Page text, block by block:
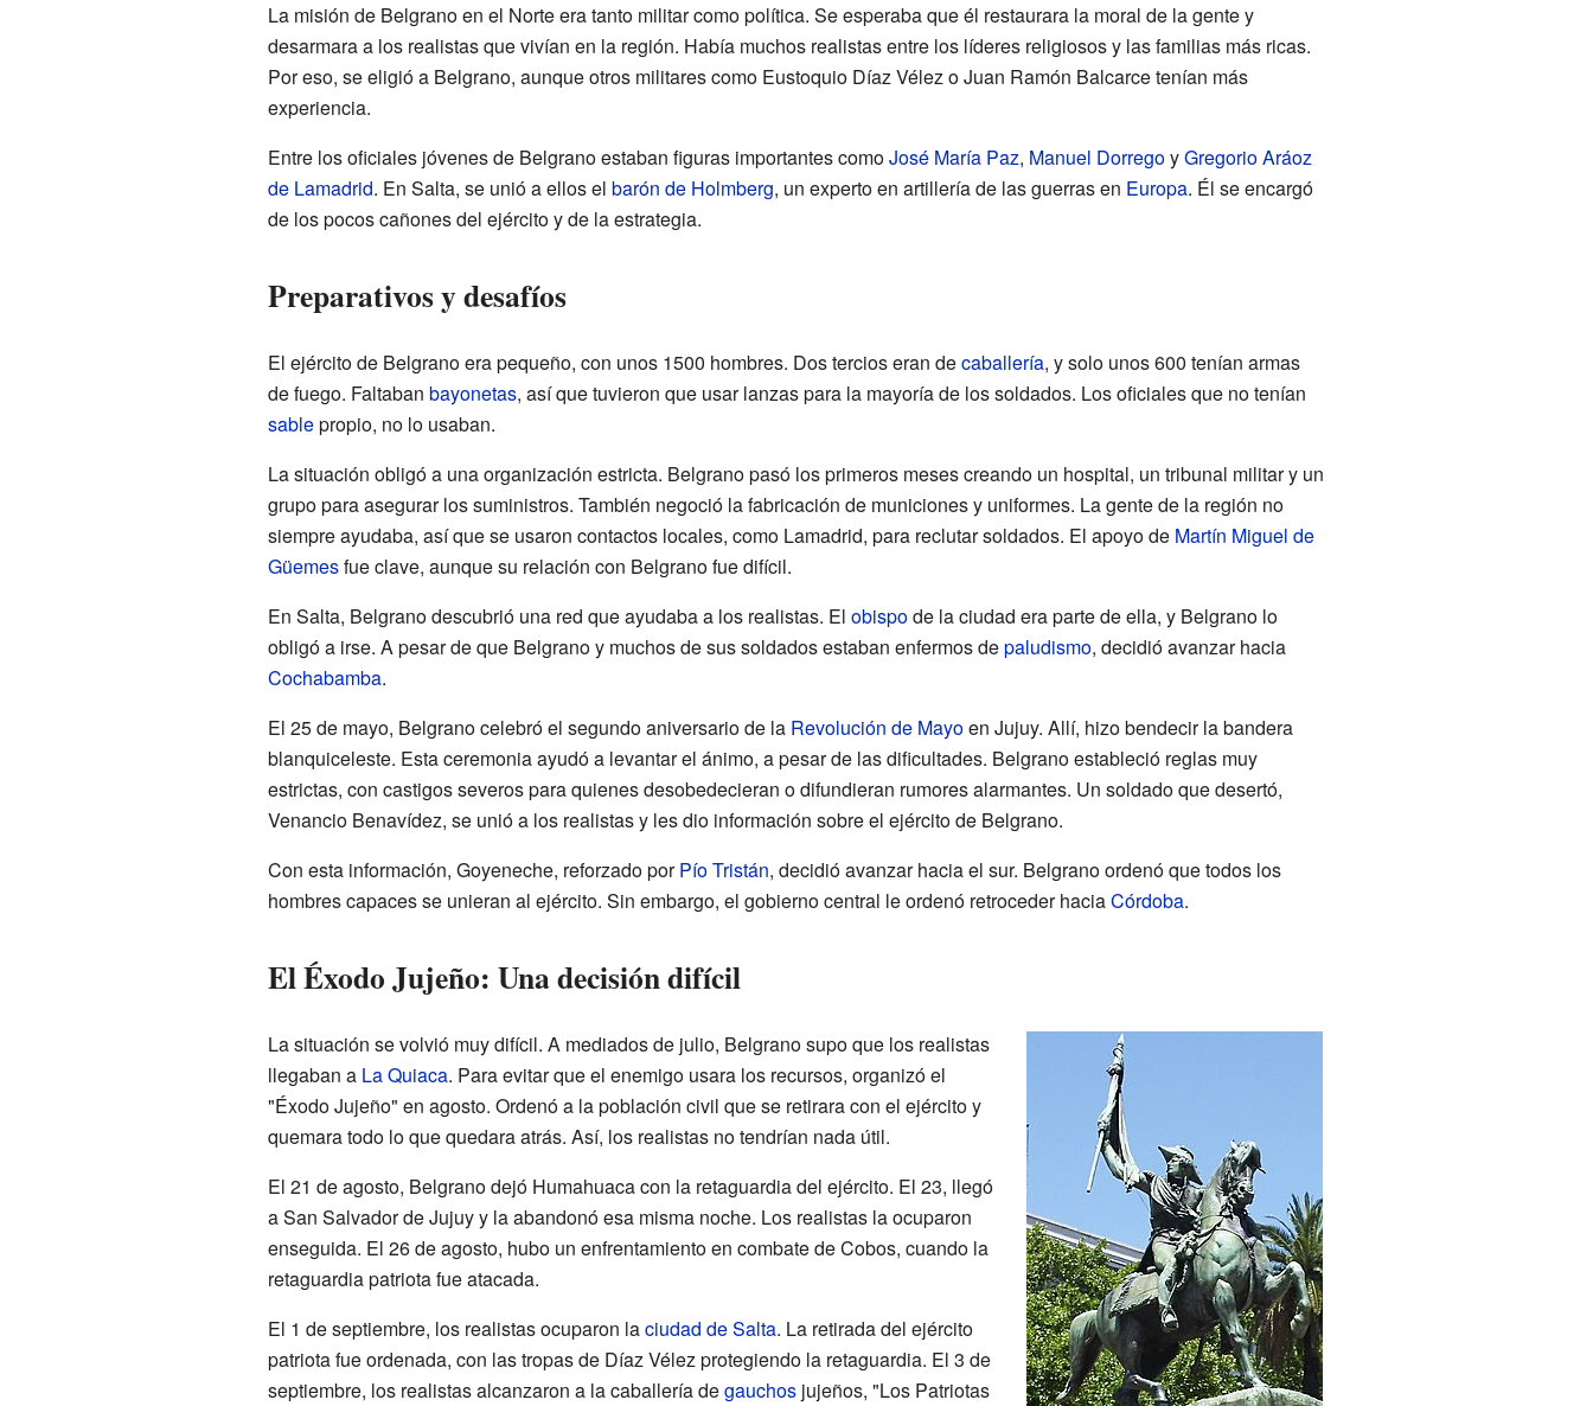
La misión de Belgrano en el Norte era tanto militar como política. Se esperaba que él restaurara la moral de la gente y
desarmara a los realistas que vivían en la región. Había muchos realistas entre los líderes religiosos y las familias más ricas.
Por eso, se eligió a Belgrano, aunque otros militares como Eustoquio Díaz Vélez o Juan Ramón Balcarce tenían más
experiencia.
Entre los oficiales jóvenes de Belgrano estaban figuras importantes comoJosé María Paz, Manuel DorregoyGregorio Aráoz
de Lamadrid. En Salta, se unió a ellos el barón de Holmberg, un experto en artillería de las guerras en Europa. Él se encargó
de los pocos cañones del ejército y de la estrategia.
Preparativos y desafíos
El ejército de Belgrano era pequeño, con unos 1500 hombres. Dos tercios eran decaballería, y solo unos 600 tenían armas
de fuego. Faltaban bayonetas, así que tuvieron que usar lanzas para la mayoría de los soldados. Los oficiales que no tenían
sablepropio, no lo usaban.
La situación obligó a una organización estricta. Belgrano pasó los primeros meses creando un hospital, un tribunal militar y un
grupo para asegurar los suministros. También negoció la fabricación de municiones y uniformes. La gente de la región no
siempre ayudaba, así que se usaron contactos locales, como Lamadrid, para reclutar soldados. El apoyo de Martín Miguel de
Güemesfue clave, aunque su relación con Belgrano fue difícil.
En Salta, Belgrano descubrió una red que ayudaba a los realistas. El obispode la ciudad era parte de ella, y Belgrano lo
obligó a irse. A pesar de que Belgrano y muchos de sus soldados estaban enfermos depaludismo, decidió avanzar hacia
Cochabamba.
El 25 de mayo, Belgrano celebró el segundo aniversario de la Revolución de Mayoen Jujuy. Allí, hizo bendecir la bandera
blanquiceleste. Esta ceremonia ayudó a levantar el ánimo, a pesar de las dificultades. Belgrano estableció reglas muy
estrictas, con castigos severos para quienes desobedecieran o difundieran rumores alarmantes. Un soldado que desertó,
Venancio Benavídez, se unió a los realistas y les dio información sobre el ejército de Belgrano.
Con esta información, Goyeneche, reforzado porPío Tristán, decidió avanzar hacia el sur. Belgrano ordenó que todos los
hombres capaces se unieran al ejército. Sin embargo, el gobierno central le ordenó retroceder haciaCórdoba.
El Éxodo Jujeño: Una decisión difícil
La situación se volvió muy difícil. A mediados de julio, Belgrano supo que los realistas
llegaban a La Quiaca. Para evitar que el enemigo usara los recursos, organizó el
"Éxodo Jujeño" en agosto. Ordenó a la población civil que se retirara con el ejército y
quemara todo lo que quedara atrás. Así, los realistas no tendrían nada útil.
El 21 de agosto, Belgrano dejó Humahuaca con la retaguardia del ejército. El 23, llegó
a San Salvador de Jujuy y la abandonó esa misma noche. Los realistas la ocuparon
enseguida. El 26 de agosto, hubo un enfrentamiento en combate de Cobos, cuando la
retaguardia patriota fue atacada.
El 1 de septiembre, los realistas ocuparon laciudad de Salta. La retirada del ejército
patriota fue ordenada, con las tropas de Díaz Vélez protegiendo la retaguardia. El 3 de
septiembre, los realistas alcanzaron a la caballería degauchosjujeños, "Los Patriotas